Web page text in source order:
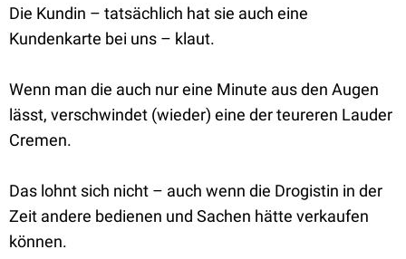
Die Kundin – tatsächlich hat sie auch eine
Kundenkarte bei uns – klaut.
Wenn man die auch nur eine Minute aus den Augen
lässt, verschwindet (wieder) eine der teureren Lauder
Cremen.
Das lohnt sich nicht – auch wenn die Drogistin in der
Zeit andere bedienen und Sachen hätte verkaufen
können.